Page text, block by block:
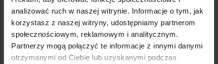
analizować ruch w naszej witrynie. Informacje o tym, jak
korzystasz z naszej witryny, udostępniamy partnerom
społecznościowym, reklamowym i analitycznym.
Partnerzy mogą połączyć te informacje z innymi danymi
otrzymanymi od Ciebie lub uzyskanymi podczas
Pojemność:
2,5 l
Skrzynia biegów:
manualna